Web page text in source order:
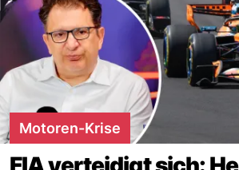
Motoren-Krise